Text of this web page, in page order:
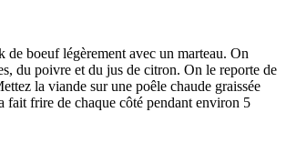
de boeuf légèrement avec un marteau. On
du poivre et du jus de citron. On le reporte de
la viande sur une poêle chaude graissée
fait frire de chaque côté pendant environ 5